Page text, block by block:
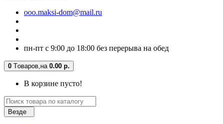
ooo.maksi-dom@mail.ru
пн-пт с 9:00 до 18:00 без перерыва на обед
0 Tоваров, на 0.00 р.
В корзине пусто!
Везде